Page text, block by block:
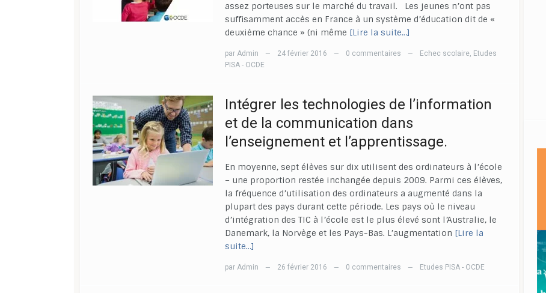
assez porteuses sur le marché du travail. Les jeunes n’ont pas
suffisamment accès en France à un système d’éducation dit de «
deuxième chance » (ni même [Lire la suite…]
par Admin — 24 février 2016 — 0 commentaires — Echec scolaire, Etudes
PISA - OCDE
Intégrer les technologies de l’information
et de la communication dans
l’enseignement et l’apprentissage.
En moyenne, sept élèves sur dix utilisent des ordinateurs à l’école
– une proportion restée inchangée depuis 2009. Parmi ces élèves,
la fréquence d’utilisation des ordinateurs a augmenté dans la
plupart des pays durant cette période. Les pays où le niveau
d’intégration des TIC à l’école est le plus élevé sont l’Australie, le
Danemark, la Norvège et les Pays-Bas. L’augmentation [Lire la
suite…]
par Admin — 26 février 2016 — 0 commentaires — Etudes PISA - OCDE